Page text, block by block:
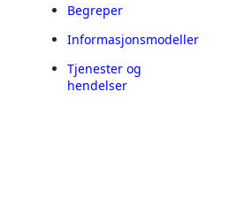
Begreper
Informasjonsmodeller
Tjenester og
hendelser